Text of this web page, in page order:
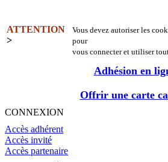
ATTENTION
>
Vous devez autoriser les
pour
vous connecter et utiliser
Adhésion en
Offrir une carte
CONNEXION
Accès adhérent
Accès invité
Accès partenaire